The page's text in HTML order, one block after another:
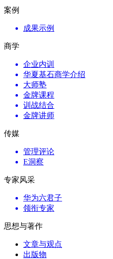
案例
成果示例
商学
企业内训
华夏基石商学介绍
大师塾
金牌课程
训战结合
金牌讲师
传媒
管理评论
E洞察
专家风采
华为六君子
领衔专家
思想与著作
文章与观点
出版物